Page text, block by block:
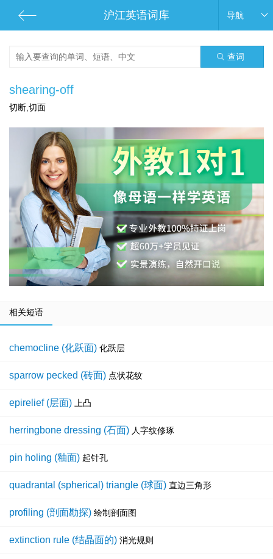
沪江英语词库 导航
查词
shearing-off
切断,切面
相关短语
chemocline (化跃面) 化跃层
sparrow pecked (砖面) 点状花纹
epirelief (层面) 上凸
herringbone dressing (石面) 人字纹修琢
pin holing (釉面) 起针孔
quadrantal (spherical) triangle (球面) 直边三角形
profiling (剖面勘探) 绘制剖面图
extinction rule (结晶面的) 消光规则